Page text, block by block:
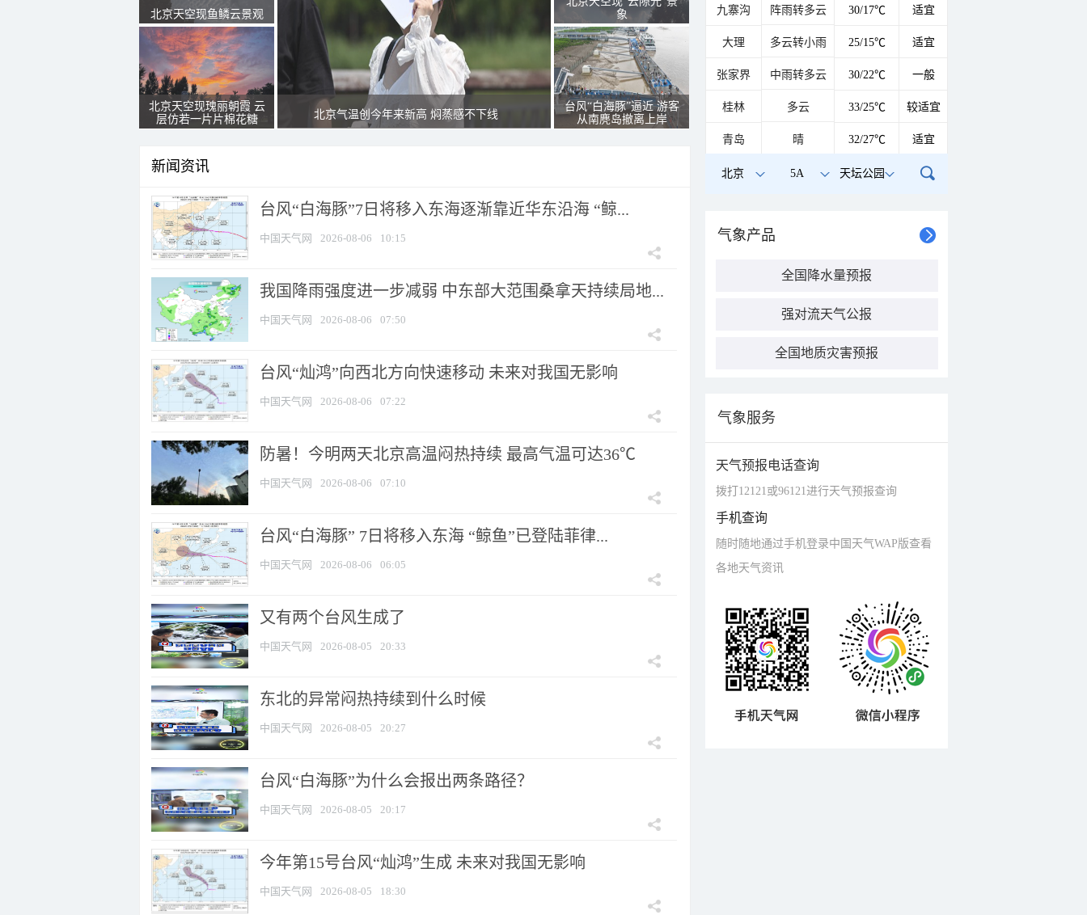
北京天空现鱼鳞云景观
北京天空现瑰丽朝霞 云
层仿若一片片棉花糖
北京气温创今年来新高 焖蒸感不下线
象
台风“白海豚”逼近 游客
从南麂岛撤离上岸
新闻资讯
台风“白海豚”7日将移入东海逐渐靠近华东沿海 “鲸...
中国天气网 2026-08-06 10:15
我国降雨强度进一步减弱 中东部大范围桑拿天持续局地...
中国天气网 2026-08-06 07:50
台风“灿鸿”向西北方向快速移动 未来对我国无影响
中国天气网 2026-08-06 07:22
防暑！今明两天北京高温闷热持续 最高气温可达36℃
中国天气网 2026-08-06 07:10
台风“白海豚” 7日将移入东海 “鲸鱼”已登陆菲律...
中国天气网 2026-08-06 06:05
又有两个台风生成了
中国天气网 2026-08-05 20:33
东北的异常闷热持续到什么时候
中国天气网 2026-08-05 20:27
台风“白海豚”为什么会报出两条路径？
中国天气网 2026-08-05 20:17
今年第15号台风“灿鸿”生成 未来对我国无影响
中国天气网 2026-08-05 18:30
九寨沟 阵雨转多云 30/17℃ 适宜
大理 多云转小雨 25/15℃ 适宜
张家界 中雨转多云 30/22℃ 一般
桂林 多云 33/25℃ 较适宜
青岛 晴 32/27℃ 适宜
北京 5A 天坛公园
气象产品
全国降水量预报
强对流天气公报
全国地质灾害预报
气象服务
天气预报电话查询
拨打12121或96121进行天气预报查询
手机查询
随时随地通过手机登录中国天气WAP版查看
各地天气资讯